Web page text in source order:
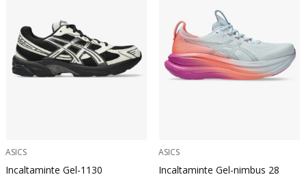
ASICS
Incaltaminte Gel-1130
ASICS
Incaltaminte Gel-nimbus 28